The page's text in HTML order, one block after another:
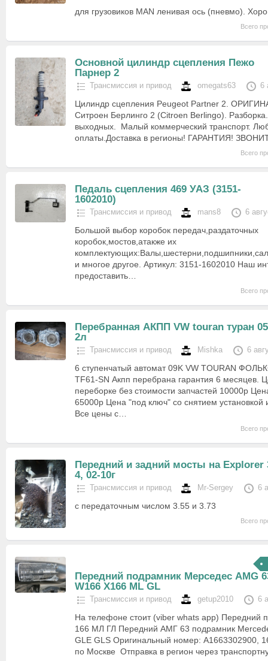
для грузовиков MAN ленивая ось (пневмо).
Всего
Основной цилиндр сцепления Пежо
Парнер 2
Трансмиссия и привод omegats63 6
Цилиндр сцепления Peugeot Partner 2.
Ситроен Берлинго 2 (Citroen Berlingo).
выходных. Малый коммерческий транспорт.
оплаты.Доставка в регионы! ГАРАНТИЯ!
Всего
Педаль сцепления 469 УАЗ (3151-
1602010)
Трансмиссия и привод mans8 6
Большой выбор коробок передач,раздаточных
коробок,мостов,атакже их
и многое другое. Артикул: 3151-1602010 Наш
предоставить…
Всего
Перебранная АКПП VW touran туран
2л
Трансмиссия и привод Mishka 6
6 ступенчатый автомат 09K VW TOURAN
TF61-SN Акпп перебрана гарантия 6 месяцев.
переборке без стоимости запчастей 10000р
65000р Цена "под ключ" со снятием установкой
Все цены с…
Всего
Передний и задний мосты на Explorer
4, 02-10г
Трансмиссия и привод Mr-Sergey 6
с передаточным числом 3.55 и 3.73
Всего
Передний подрамник Мерседес AMG
W166 X166 ML GL
Трансмиссия и привод getup2010 6
На телефоне стоит (viber whats app) Передний
166 МЛ ГЛ Передний АМГ 63 подрамник
GLE GLS Оригинальный номер: A1663302900,
по Москве Отправка в регион через